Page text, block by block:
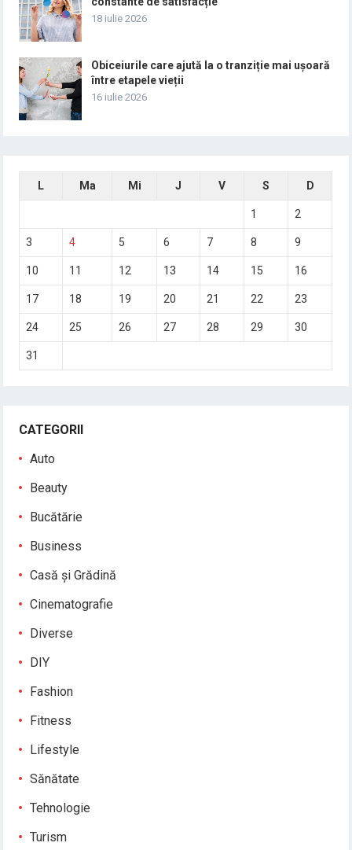
18 iulie 2026
Obiceiurile care ajută la o tranziție mai ușoară
între etapele vieții
16 iulie 2026
L Ma Mi J V S D
1 2
3 4 5 6 7 8 9
10 11 12 13 14 15 16
17 18 19 20 21 22 23
24 25 26 27 28 29 30
31
CATEGORII
Auto
Beauty
Bucătărie
Business
Casă și Grădină
Cinematografie
Diverse
DIY
Fashion
Fitness
Lifestyle
Sănătate
Tehnologie
Turism